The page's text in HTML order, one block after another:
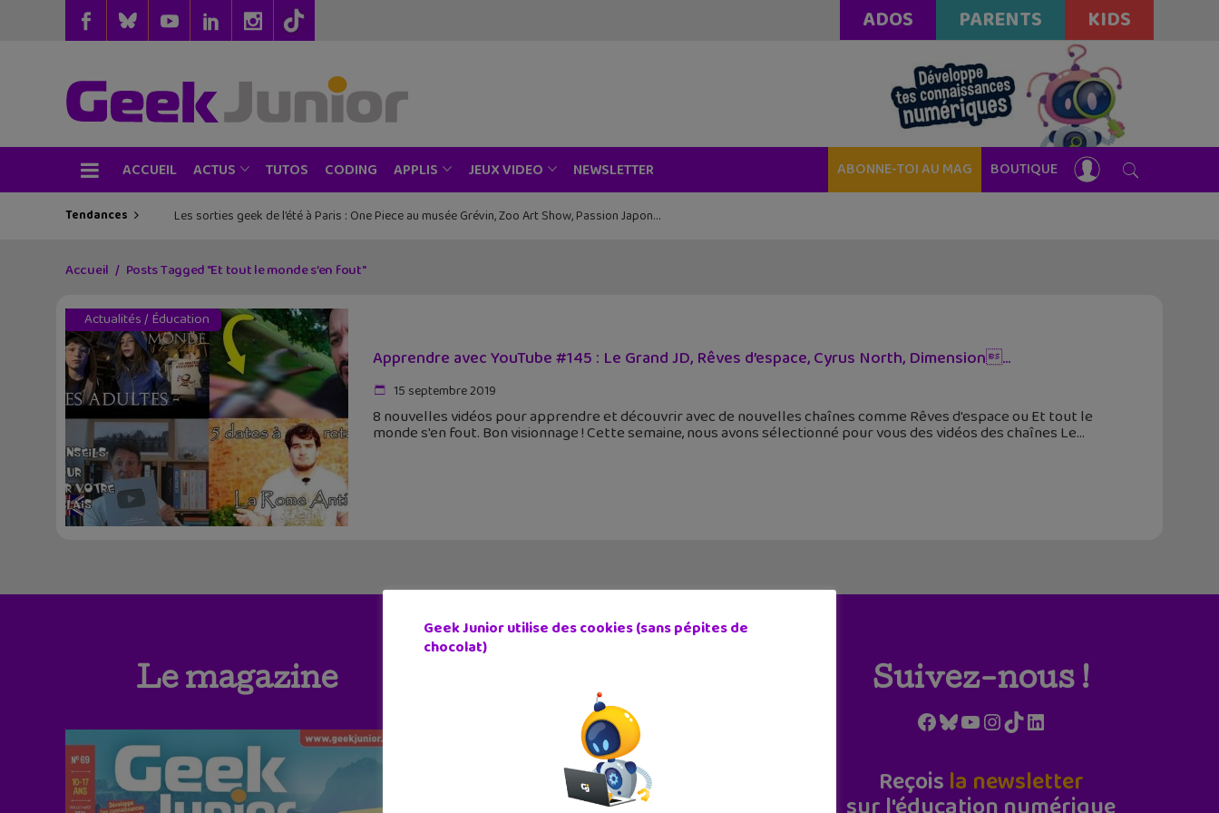
ADOS PARENTS KIDS
ACCUEIL ACTUS TUTOS CODING APPLIS JEUX VIDEO NEWSLETTER ABONNE-TOI AU MAG BOUTIQUE
Tendances Les sorties geek de l’été à Paris : One Piece au musée Grévin, Zoo Art Show, Passion Japon…
Accueil Posts Tagged "Et tout le monde s’en fout"
Actualités/ Éducation
Apprendre avec YouTube #145 : Le Grand JD, Rêves d’espace, Cyrus North, Dimension...
15 septembre 2019
8 nouvelles vidéos pour apprendre et découvrir avec de nouvelles chaînes comme Rêves d'espace ou Et tout le
monde s'en fout. Bon visionnage ! Cette semaine, nous avons sélectionné pour vous des vidéos des chaînes Le
Le magazine Suivez-nous !
Facebook
Bluesky
YouTube
Instagram
TikTokLinkedIn
Reçois la newsletter
Geek Junior utilise des cookies (sans pépites de
chocolat)